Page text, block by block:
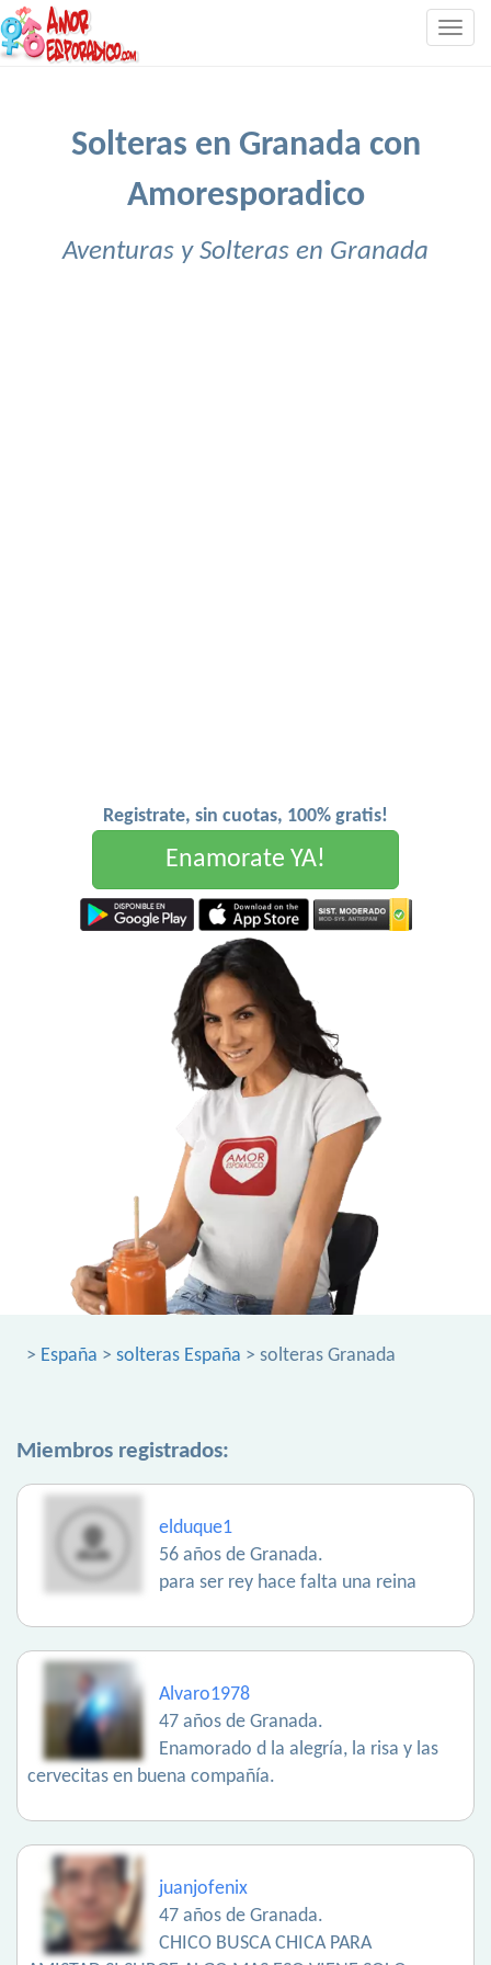
Solteras en Granada con
Amoresporadico
Aventuras y Solteras en Granada
Registrate, sin cuotas, 100% gratis!
Enamorate YA!
> España > solteras España > solteras Granada
Miembros registrados:
elduque1
56 años de Granada.
para ser rey hace falta una reina
Alvaro1978
47 años de Granada.
Enamorado d la alegría, la risa y las
cervecitas en buena compañía.
juanjofenix
47 años de Granada.
CHICO BUSCA CHICA PARA